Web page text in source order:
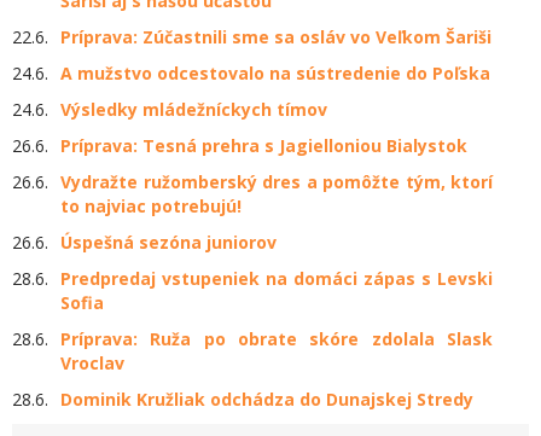
22.6.
Príprava: Zúčastnili sme sa osláv vo Veľkom Šariši
24.6. A mužstvo odcestovalo na sústredenie do Poľska
24.6. Výsledky mládežníckych tímov
26.6.
Príprava: Tesná prehra s Jagielloniou Bialystok
26.6. Vydražte ružomberský dres a pomôžte tým, ktorí
to najviac potrebujú!
26.6.
Úspešná sezóna juniorov
28.6.
Predpredaj vstupeniek na domáci zápas s Levski
Sofia
28.6.
Príprava: Ruža po obrate skóre zdolala Slask
Vroclav
28.6.
Dominik Kružliak odchádza do Dunajskej Stredy